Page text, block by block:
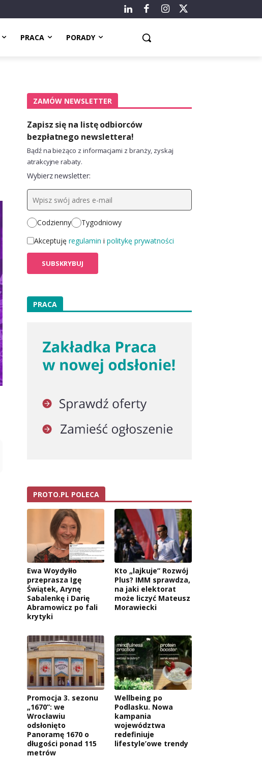
PRACA PORADY
ZAMÓW NEWSLETTER
Zapisz się na listę odbiorców
bezpłatnego newslettera!
Bądź na bieżąco z informacjami z branży, zyskaj
atrakcyjne rabaty.
Wybierz newsletter:
Codzienny
Tygodniowy
Akceptuję regulamin i politykę prywatności
PRACA
PROTO.PL POLECA
Ewa Woydyłło
przeprasza Igę
Świątek, Arynę
Sabalenkę i Darię
Abramowicz po fali
krytyki
Kto „lajkuje” Rozwój
Plus? IMM sprawdza,
na jaki elektorat
może liczyć Mateusz
Morawiecki
Promocja 3. sezonu
„1670”: we
Wrocławiu
odsłonięto
Panoramę 1670 o
długości ponad 115
metrów
Wellbeing po
Podlasku. Nowa
kampania
województwa
redefiniuje
lifestyle’owe trendy